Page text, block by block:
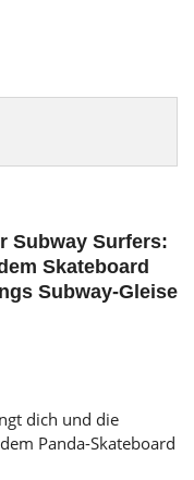
Subway Surfers:
Skateboard
Subway-Gleise
dich und die
Panda-Skateboard